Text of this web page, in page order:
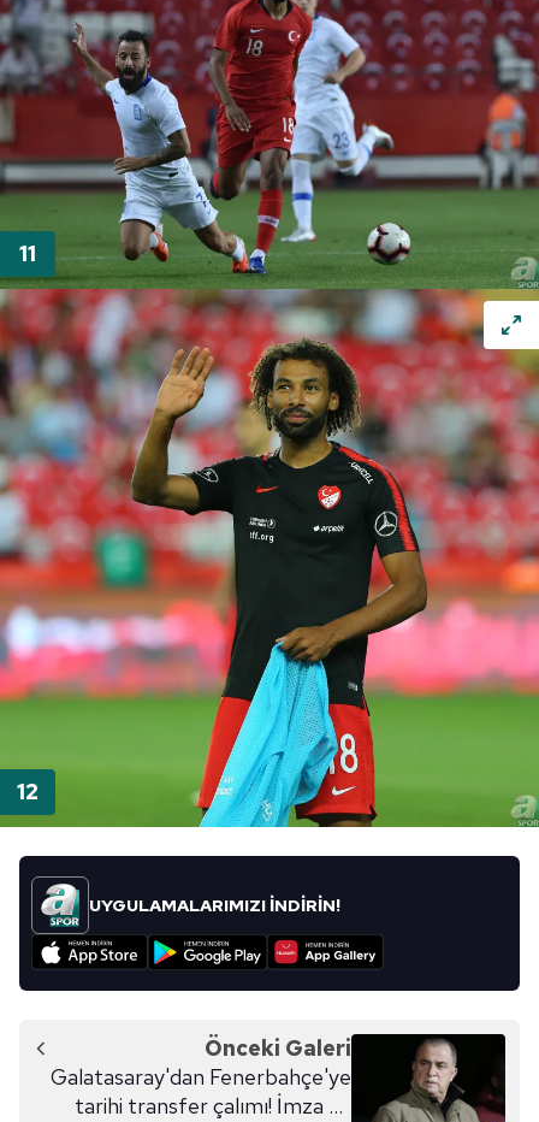
UYGULAMALARIMIZI İNDİRİN!
Önceki Galeri
Galatasaray'dan Fenerbahçe'ye
tarihi transfer çalımı! İmza an